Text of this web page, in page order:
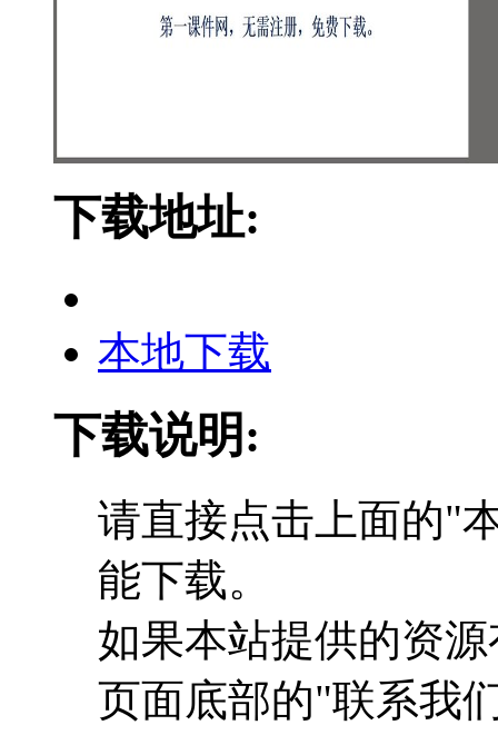
下载地址:
本地下载
下载说明:
请直接点击上面的"
能下载。
如果本站提供的资
页面底部的"联系我